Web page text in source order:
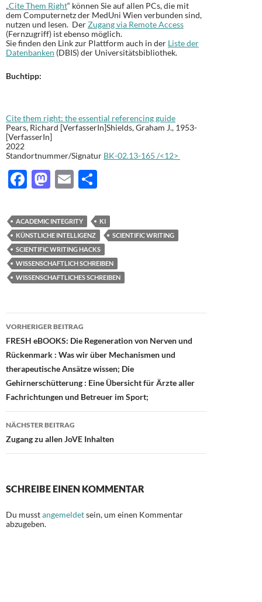
„Cite Them Right“ können Sie auf allen PCs, die mit
dem Computernetz der MedUni Wien verbunden sind,
nutzen und lesen. DerZugang via Remote Access
(Fernzugriff) ist ebenso möglich.
Sie finden den Link zur Plattform auch in der Liste der
Datenbanken (DBIS) der Universitätsbibliothek.
Buchtipp:
Cite them right: the essential referencing guide
Pears, Richard [VerfasserIn]Shields, Graham J., 1953-
[VerfasserIn]
2022
Standortnummer/Signatur BK-02.13-165 /<12>
F
e
b
o
o
M
to
d
o
n
E
ail le
n
ACADEMIC INTEGRITY
KI
KÜNSTLICHE INTELLIGENZ
SCIENTIFIC WRITING
SCIENTIFIC WRITING HACKS
WISSENSCHAFTLICH SCHREIBEN
WISSENSCHAFTLICHES SCHREIBEN
Beitragsnavigation
VORHERIGER BEITRAG
FRESH eBOOKS: Die Regeneration von Nerven und
Rückenmark : Was wir über Mechanismen und
therapeutische Ansätze wissen; Die
Gehirnerschütterung : Eine Übersicht für Ärzte aller
Fachrichtungen und Betreuer im Sport;
NÄCHSTER BEITRAG
Zugang zu allen JoVE Inhalten
SCHREIBE EINEN KOMMENTAR
Du musstangemeldetsein, um einen Kommentar
abzugeben.